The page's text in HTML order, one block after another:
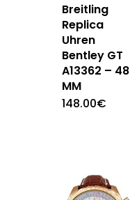
Breitling
Replica
Uhren
Bentley GT
A13362 – 48
MM
148.00€